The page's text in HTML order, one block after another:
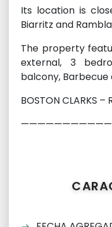
Its location is
Biarritz and
The property
external, 3
balcony,
BOSTON CLARKS –